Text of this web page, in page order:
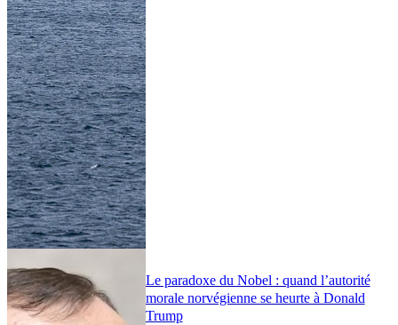
Le paradoxe du Nobel : quand l’autorité
morale norvégienne se heurte à Donald
Trump